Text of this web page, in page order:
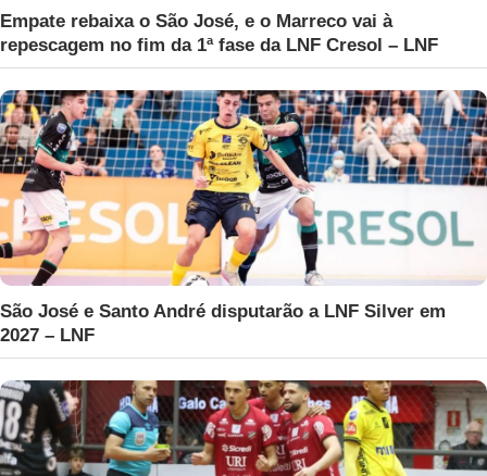
Empate rebaixa o São José, e o Marreco vai à
repescagem no fim da 1ª fase da LNF Cresol – LNF
São José e Santo André disputarão a LNF Silver em
2027 – LNF